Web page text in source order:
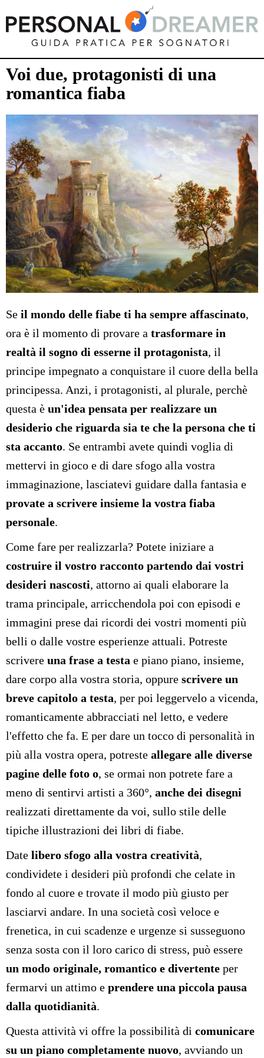
Voi due, protagonisti di una
romantica fiaba
Se il mondo delle fiabe ti ha sempre affascinato,
ora è il momento di provare a trasformare in
realtà il sogno di esserne il protagonista, il
principe impegnato a conquistare il cuore della bella
principessa. Anzi, i protagonisti, al plurale, perchè
questa è un'idea pensata per realizzare un
desiderio che riguarda sia te che la persona che ti
sta accanto. Se entrambi avete quindi voglia di
mettervi in gioco e di dare sfogo alla vostra
immaginazione, lasciatevi guidare dalla fantasia e
provate a scrivere insieme la vostra fiaba
personale.
Come fare per realizzarla? Potete iniziare a
costruire il vostro racconto partendo dai vostri
desideri nascosti, attorno ai quali elaborare la
trama principale, arricchendola poi con episodi e
immagini prese dai ricordi dei vostri momenti più
belli o dalle vostre esperienze attuali. Potreste
scrivere una frase a testa e piano piano, insieme,
dare corpo alla vostra storia, oppure scrivere un
breve capitolo a testa, per poi leggervelo a vicenda,
romanticamente abbracciati nel letto, e vedere
l'effetto che fa. E per dare un tocco di personalità in
più alla vostra opera, potreste allegare alle diverse
pagine delle foto o, se ormai non potrete fare a
meno di sentirvi artisti a 360°, anche dei disegni
realizzati direttamente da voi, sullo stile delle
tipiche illustrazioni dei libri di fiabe.
Date libero sfogo alla vostra creatività,
condividete i desideri più profondi che celate in
fondo al cuore e trovate il modo più giusto per
lasciarvi andare. In una società così veloce e
frenetica, in cui scadenze e urgenze si susseguono
senza sosta con il loro carico di stress, può essere
un modo originale, romantico e divertente per
fermarvi un attimo e prendere una piccola pausa
dalla quotidianità.
Questa attività vi offre la possibilità di comunicare
su un piano completamente nuovo, avviando un